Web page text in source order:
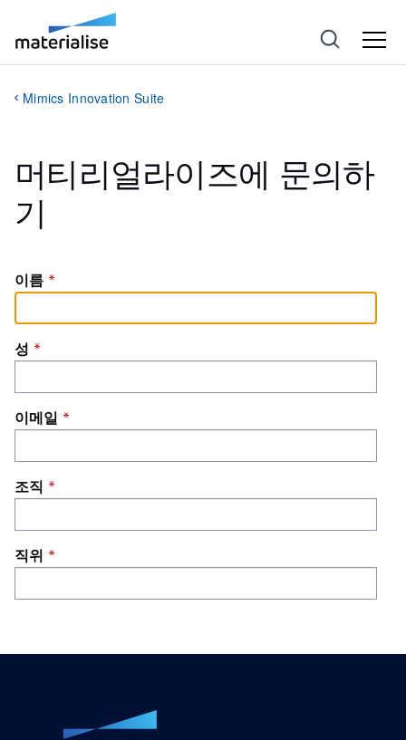
Mimics Innovation Suite
머티리얼라이즈에 문의하
기